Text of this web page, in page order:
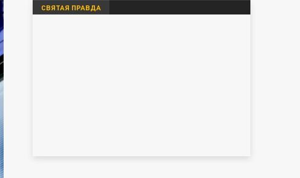
СВЯТАЯ ПРАВДА